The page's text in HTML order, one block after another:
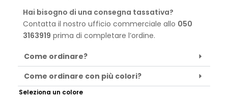
Hai bisogno di una consegna tassativa?
Contatta il nostro ufficio commerciale allo 050
3163919 prima di completare l’ordine.
Come ordinare?
Come ordinare con più colori?
Seleziona un colore